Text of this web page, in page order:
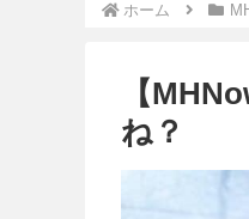
ホーム
【
ね？